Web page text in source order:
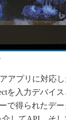
アプリに対応
を入力デバイ
で得られたデ